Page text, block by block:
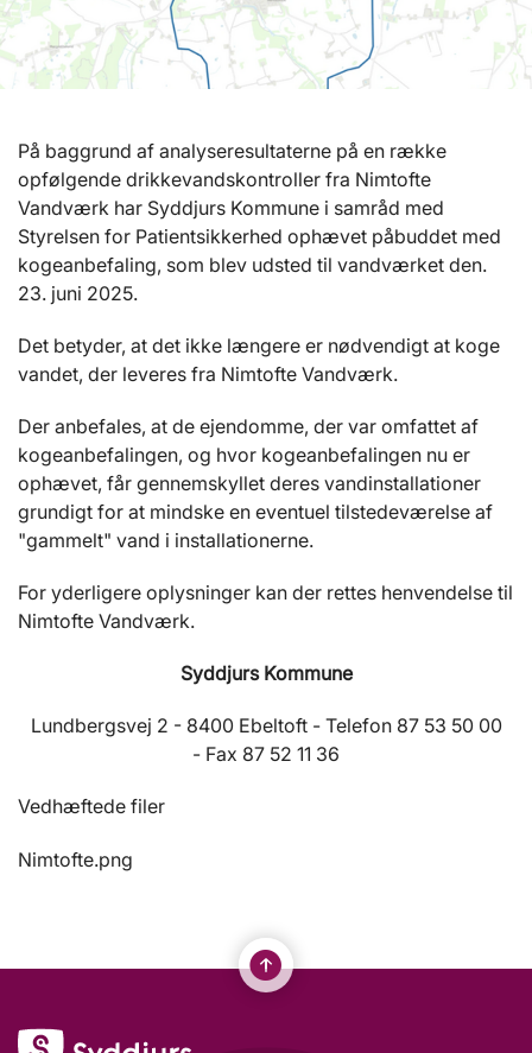
På baggrund af analyseresultaterne på en række
opfølgende drikkevandskontroller fra Nimtofte
Vandværk har Syddjurs Kommune i samråd med
Styrelsen for Patientsikkerhed ophævet påbuddet med
kogeanbefaling, som blev udsted til vandværket den.
23. juni 2025.
Det betyder, at det ikke længere er nødvendigt at koge
vandet, der leveres fra Nimtofte Vandværk.
Der anbefales, at de ejendomme, der var omfattet af
kogeanbefalingen, og hvor kogeanbefalingen nu er
ophævet, får gennemskyllet deres vandinstallationer
grundigt for at mindske en eventuel tilstedeværelse af
"gammelt" vand i installationerne.
For yderligere oplysninger kan der rettes henvendelse til
Nimtofte Vandværk.
Syddjurs Kommune
Lundbergsvej 2 - 8400 Ebeltoft - Telefon 87 53 50 00
- Fax 87 52 11 36
Vedhæftede filer
Nimtofte.png